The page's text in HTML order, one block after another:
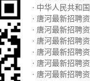
· 中华人民共和
· 唐河最新招聘
· 唐河最新招聘
· 唐河最新招聘
· 唐河最新招聘
· 唐河最新招聘
· 唐河最新招聘